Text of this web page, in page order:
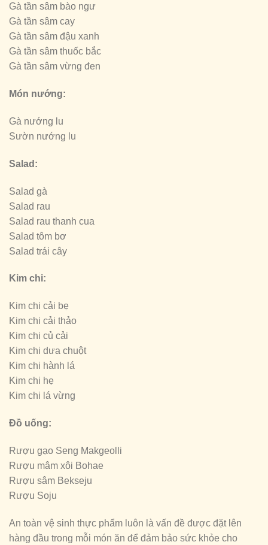
Gà tần sâm bào ngư
Gà tần sâm cay
Gà tần sâm đậu xanh
Gà tần sâm thuốc bắc
Gà tần sâm vừng đen
Món nướng:
Gà nướng lu
Sườn nướng lu
Salad:
Salad gà
Salad rau
Salad rau thanh cua
Salad tôm bơ
Salad trái cây
Kim chi:
Kim chi cải bẹ
Kim chi cải thảo
Kim chi củ cải
Kim chi dưa chuột
Kim chi hành lá
Kim chi hẹ
Kim chi lá vừng
Đồ uống:
Rượu gạo Seng Makgeolli
Rượu mâm xôi Bohae
Rượu sâm Bekseju
Rượu Soju
An toàn vệ sinh thực phẩm luôn là vấn đề được đặt lên
hàng đầu trong mỗi món ăn để đảm bảo sức khỏe cho